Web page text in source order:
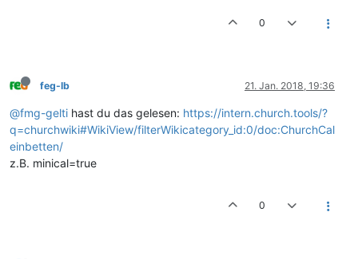
0
feg-lb 21. Jan. 2018, 19:36
@fmg-gelti hast du das gelesen: https://intern.church.tools/?
q=churchwiki#WikiView/filterWikicategory_id:0/doc:ChurchCal
einbetten/
z.B. minical=true
0